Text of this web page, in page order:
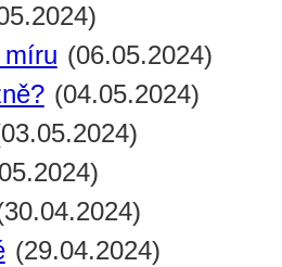
míru (06.05.2024)
(04.05.2024)
(29.04.2024)